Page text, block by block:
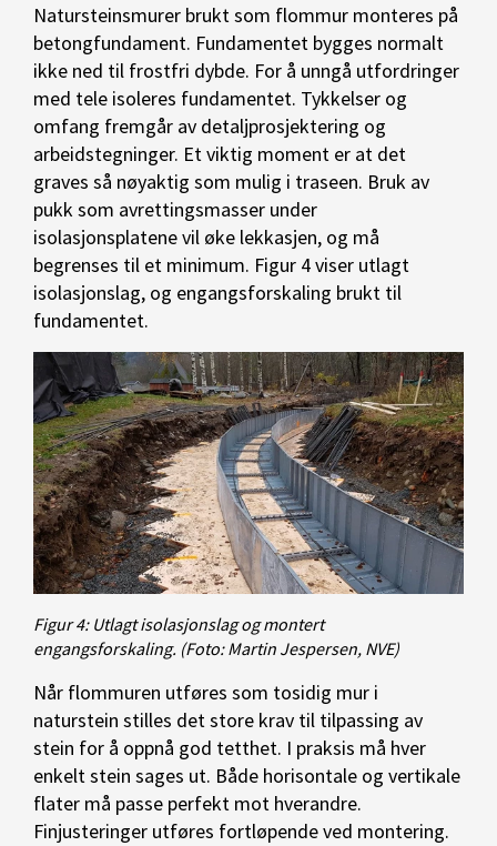
Natursteinsmurer brukt som flommur monteres på
betongfundament. Fundamentet bygges normalt
ikke ned til frostfri dybde. For å unngå utfordringer
med tele isoleres fundamentet. Tykkelser og
omfang fremgår av detaljprosjektering og
arbeidstegninger. Et viktig moment er at det
graves så nøyaktig som mulig i traseen. Bruk av
pukk som avrettingsmasser under
isolasjonsplatene vil øke lekkasjen, og må
begrenses til et minimum. Figur 4 viser utlagt
isolasjonslag, og engangsforskaling brukt til
fundamentet.
Figur 4: Utlagt isolasjonslag og montert
engangsforskaling. (Foto: Martin Jespersen, NVE)
Når flommuren utføres som tosidig mur i
naturstein stilles det store krav til tilpassing av
stein for å oppnå god tetthet. I praksis må hver
enkelt stein sages ut. Både horisontale og vertikale
flater må passe perfekt mot hverandre.
Finjusteringer utføres fortløpende ved montering.